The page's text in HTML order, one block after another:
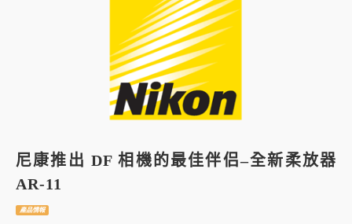
尼康推出 DF 相機的最佳伴侣–全新柔放器
AR-11
產品情報